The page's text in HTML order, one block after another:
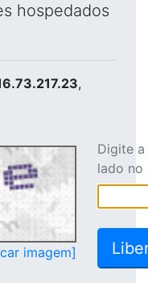
hospedados
,
imagem]
Digite
lado no